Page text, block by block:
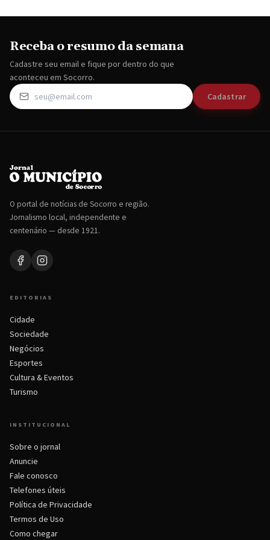
Receba o resumo da semana
Cadastre seu email e fique por dentro do que
aconteceu em Socorro.
Cadastrar
O portal de notícias de Socorro e região.
Jornalismo local, independente e
centenário — desde 1921.
EDITORIAS
Cidade
Sociedade
Negócios
Esportes
Cultura & Eventos
Turismo
INSTITUCIONAL
Sobre o jornal
Anuncie
Fale conosco
Telefones úteis
Política de Privacidade
Termos de Uso
Como chegar